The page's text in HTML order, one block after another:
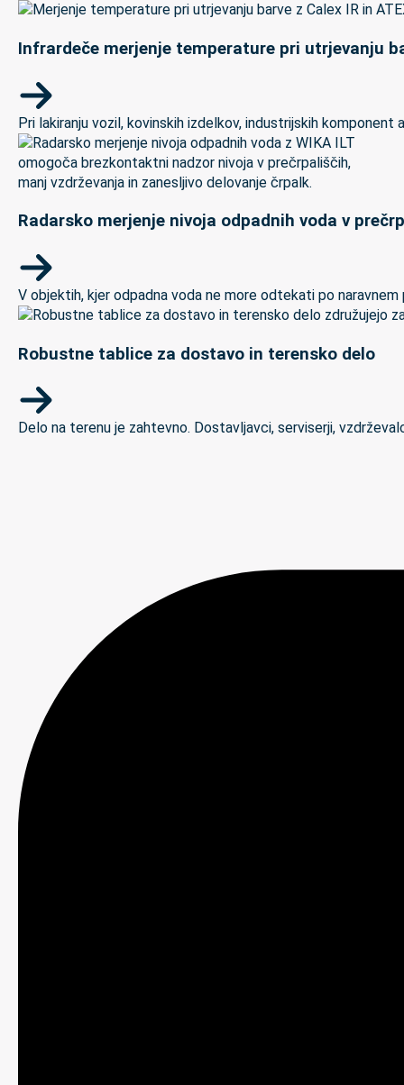
Infrardeče merjenje temperature pri utrjevanju
Pri lakiranju vozil, kovinskih izdelkov, industrijskih
Radarsko merjenje nivoja odpadnih voda v
V objektih, kjer odpadna voda ne more odtekati po
Robustne tablice za dostavo in terensko delo
Delo na terenu je zahtevno. Dostavljavci, serviserji,